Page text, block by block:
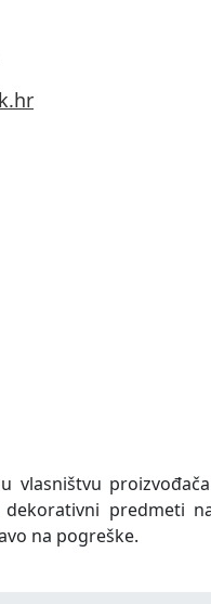
vlasništvu
predmeti
na pogreške.